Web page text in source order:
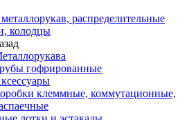
распределительные
колодцы
гофрированные
клеммные, коммутационные,